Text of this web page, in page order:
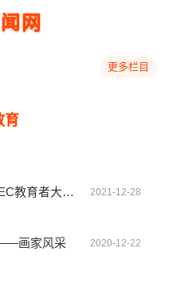
网
更多栏目
育
南通童星金话筒受邀第九届WWEC教育者大会,争做素质教育机构转型先锋 2021-12-28
画家风采 2020-12-22